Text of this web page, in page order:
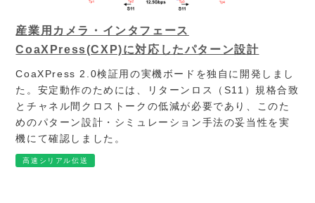
産業用カメラ・インタフェース
CoaXPress(CXP)に対応したパターン設計
CoaXPress 2.0検証用の実機ボードを独自に開発しまし
た。安定動作のためには、リターンロス（S11）規格合致
とチャネル間クロストークの低減が必要であり、このた
めのパターン設計・シミュレーション手法の妥当性を実
機にて確認しました。
高速シリアル伝送